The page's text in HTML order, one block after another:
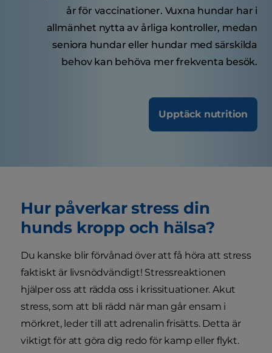
år för vaccinationer. Vuxna hundar har i
allmänhet nytta av årliga kontroller, medan
seniora hundar eller hundar med särskilda
behov kan behöva mer frekventa besök.
Upptäck nutrition
Hur påverkar stress din
hunds kropp och hälsa?
Du kanske blir förvånad över att få höra att stress
faktiskt är livsnödvändigt! Stressreaktionen
hjälper oss att rädda oss i krissituationer. Akut
stress, som att bli rädd när man går ensam i
mörkret, leder till att adrenalin frisätts. Detta är
viktigt för att göra dig redo för kamp eller flykt.